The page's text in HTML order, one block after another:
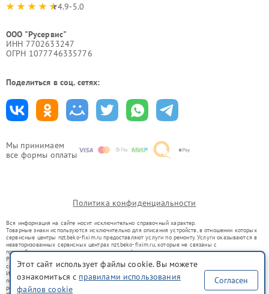
Мы принимаем
все формы оплаты
4.9-5.0
ООО "Русервис"
ИНН 7702633247
ОГРН 1077746335776
Поделиться в соц. сетях:
Политика конфиденциальности
Вся информация на сайте носит исключительно справочный характер.
Товарные знаки используются исключительно для описания устройств, в отношении которых
сервисные центры nzt.beko-fixim.ru предоставляют услуги по ремонту. Услуги оказываются в
неавторизованных сервисных центрах nzt.beko-fixim.ru, которые не связаны с
правообладателями товарных знаков или их официальными представителями.
Ремонт осуществляется для устройств, уже введенных в гражданский оборот в соответствии
со статьей 1487 ГК РФ.
Использование товарных знаков не преследует цели индивидуализации услуг или введения
потребителей в заблуждение, а служит для информирования о предоставляемых услугах по
ремонту техники указанных брендов.
Этот сайт использует файлы cookie. Вы можете
ознакомиться с правилами использования
файлов cookie
Согласен